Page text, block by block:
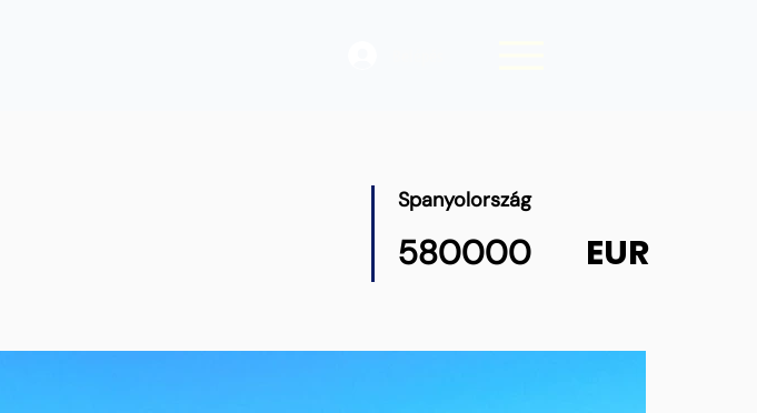
Spanyolország
580000 EUR